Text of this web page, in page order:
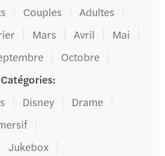
Couples
Adultes
Mars Avril
Mai
Octobre
Catégories:
Disney
Drame
Jukebox